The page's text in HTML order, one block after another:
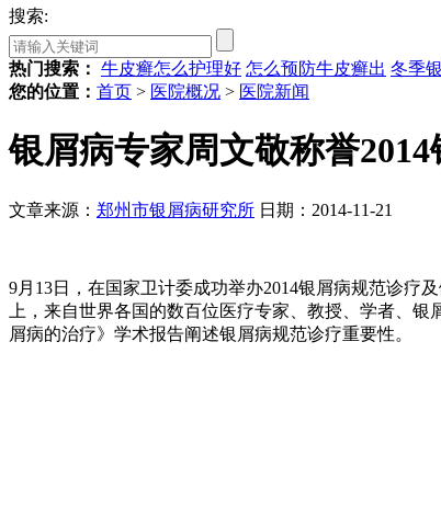
搜索:
热门搜索： 牛皮癣怎么护理好 怎么预防牛皮癣出 冬季
您的位置： 首页 > 医院概况 > 医院新闻
银屑病专家周文敬称誉
文章来源： 郑州市银屑病研究所 日期：2014-11-21
9月13日，在国家卫计委成功举办2014银屑病规范诊疗
上，来自世界各国的数百位医疗专家、教授、学者、
屑病的治疗》学术报告阐述银屑病规范诊疗重要性。